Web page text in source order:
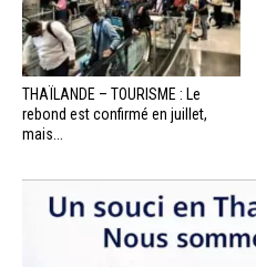
THAÏLANDE – TOURISME : Le
rebond est confirmé en juillet,
mais...